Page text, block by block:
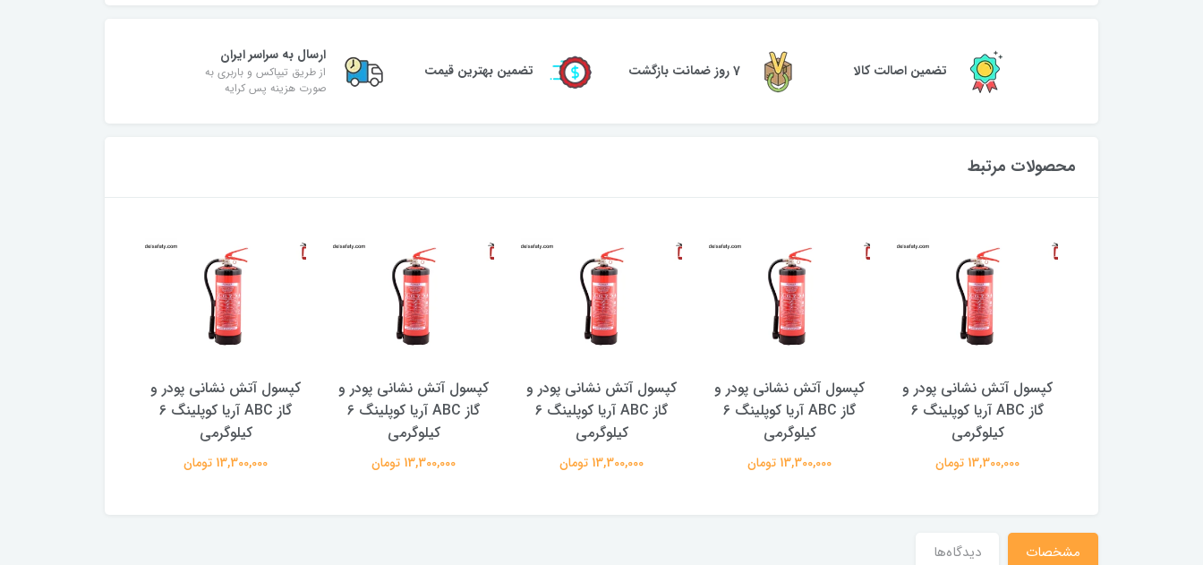
تضمین اصالت کالا 7 روز ضمانت بازگشت تضمین بهترین قیمت
ارسال به سراسر ایران
از طریق تیپاکس و باربری به
صورت هزینه پس کرایه
محصولات مرتبط
کپسول آتش نشانی پودر و
گاز ABC آریا کوپلینگ 6
کیلوگرمی
13,300,000 تومان
کپسول آتش نشانی پودر و
گاز ABC آریا کوپلینگ 6
کیلوگرمی
13,300,000 تومان
کپسول آتش نشانی پودر و
گاز ABC آریا کوپلینگ 6
کیلوگرمی
13,300,000 تومان
کپسول آتش نشانی پودر و
گاز ABC آریا کوپلینگ 6
کیلوگرمی
13,300,000 تومان
کپسول آتش نشانی پودر و
گاز ABC آریا کوپلینگ 6
کیلوگرمی
13,300,000 تومان
مشخصات دیدگاه‌ها